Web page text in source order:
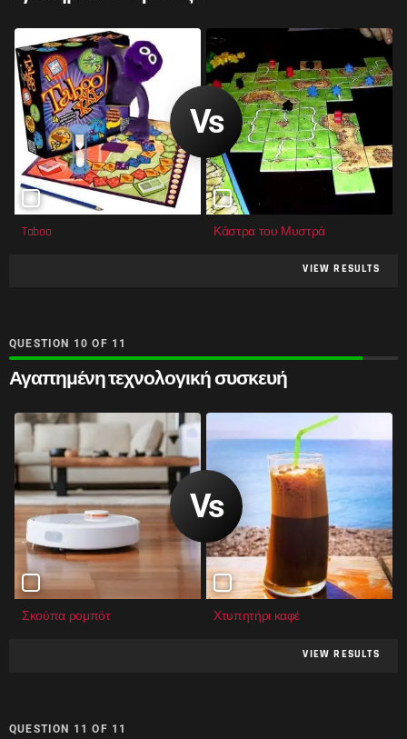
Taboo Κάστρα του Μυστρά
VIEW RESULTS
QUESTION OF 11
Αγαπημένη τεχνολογική συσκευή
Σκούπα ρομπότ Χτυπητήρι καφέ
VIEW RESULTS
QUESTION OF 11